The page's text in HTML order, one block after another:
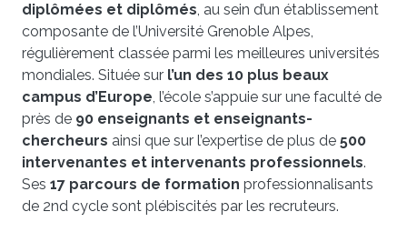
diplômées et diplômés, au sein d’un établissement
composante de l’Université Grenoble Alpes,
régulièrement classée parmi les meilleures universités
mondiales. Située sur l’un des 10 plus beaux
campus d’Europe, l’école s’appuie sur une faculté de
près de 90 enseignants et enseignants-
chercheurs ainsi que sur l’expertise de plus de 500
intervenantes et intervenants professionnels.
Ses 17 parcours de formation professionnalisants
de 2nd cycle sont plébiscités par les recruteurs.